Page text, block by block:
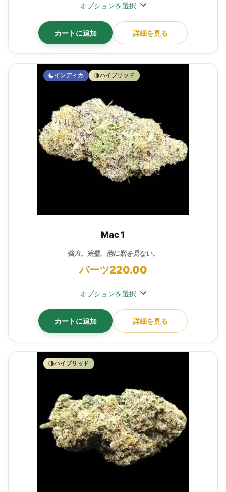
オプションを選択
カートに追加 詳細を見る
Mac 1
強力。完璧。他に類を見ない。
バーツ220.00
インディカ ハイブリッド
オプションを選択
カートに追加 詳細を見る
ハイブリッド